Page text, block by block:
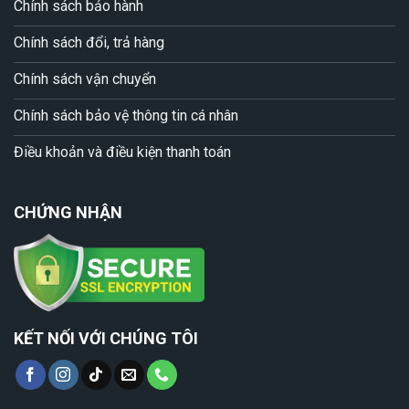
Chính sách bảo hành
Chính sách đổi, trả hàng
Chính sách vận chuyển
Chính sách bảo vệ thông tin cá nhân
Điều khoản và điều kiện thanh toán
CHỨNG NHẬN
KẾT NỐI VỚI CHÚNG TÔI